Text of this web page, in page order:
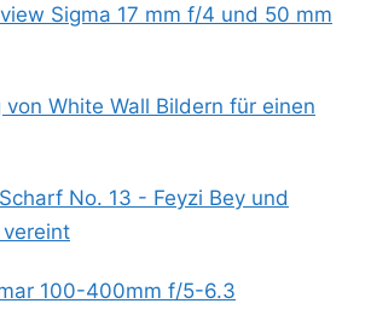
Sigma 17 mm f/4 und 50 mm
White Wall Bildern für einen
No. 13 - Feyzi Bey und
100-400mm f/5-6.3